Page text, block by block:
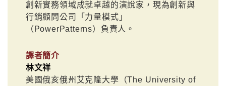
創新實務領域成就卓越的演說家，現為創新與
行銷顧問公司「力量模式」
（PowerPatterns）負責人。
譯者簡介
林文祥
美國俄亥俄州艾克隆大學（The University of